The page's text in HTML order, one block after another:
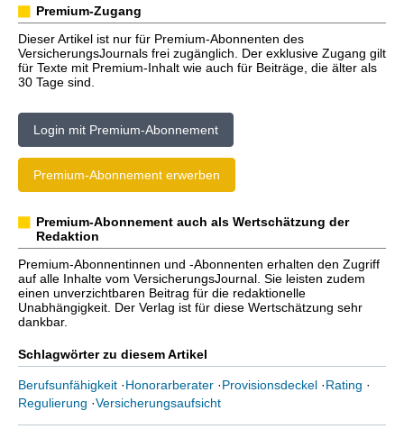
Premium-Zugang
Dieser Artikel ist nur für Premium-Abonnenten des
VersicherungsJournals frei zugänglich. Der exklusive Zugang gilt
für Texte mit Premium-Inhalt wie auch für Beiträge, die älter als
30 Tage sind.
Login mit Premium-Abonnement
Premium-Abonnement erwerben
Premium-Abonnement auch als Wertschätzung der
Redaktion
Premium-Abonnentinnen und -Abonnenten erhalten den Zugriff
auf alle Inhalte vom VersicherungsJournal. Sie leisten zudem
einen unverzichtbaren Beitrag für die redaktionelle
Unabhängigkeit. Der Verlag ist für diese Wertschätzung sehr
dankbar.
Schlagwörter zu diesem Artikel
Berufsunfähigkeit ·Honorarberater ·Provisionsdeckel ·Rating ·
Regulierung ·Versicherungsaufsicht